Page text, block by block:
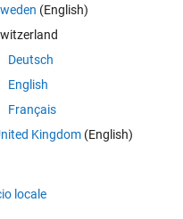
to the matrix row?
(English)
Deutsch
English
Français
Kingdom(English)
locale